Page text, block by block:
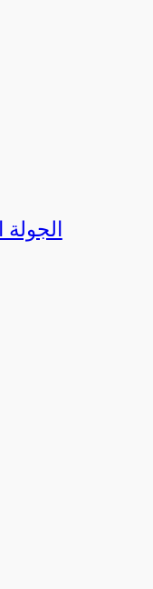
الجولة